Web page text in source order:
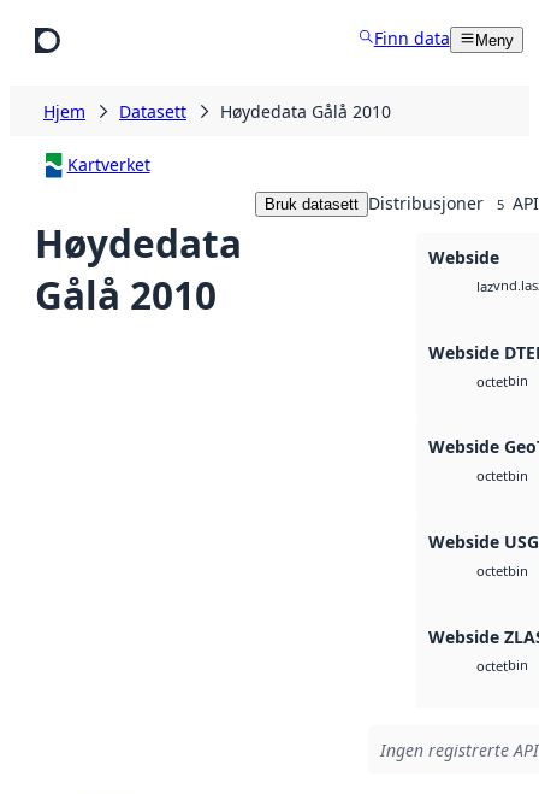
Finn data Meny
Hjem Datasett Høydedata Gålå 2010
Kartverket
Høydedata
Gålå 2010
Bruk datasett Distribusjoner 5
Webside
laz
Webside
octetbin
Webside
octetbin
Webside
octetbin
Webside
octetbin
Ingen registrerte